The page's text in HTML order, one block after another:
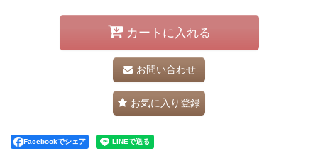
カートに入れる
お問い合わせ
お気に入り登録
Facebookでシェア